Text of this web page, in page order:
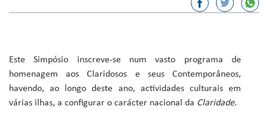
Este Simpósio inscreve-se num vasto programa de
homenagem aos Claridosos e seus Contemporâneos,
havendo, ao longo deste ano, actividades culturais em
várias ilhas, a configurar o carácter nacional da Claridade.